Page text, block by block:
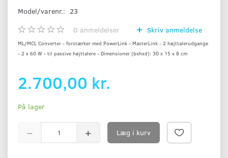
Model/varenr.: 23
0 anmeldelser Skriv anmeldelse
ML/MCL Converter - forstærker med PowerLink - MasterLink - 2 højttalerudgange
- 2 x 60 W - til passive højttalere - Dimensioner (bxhxd): 30 x 15 x 8 cm
2.700,00 kr.
På lager
Læg i kurv